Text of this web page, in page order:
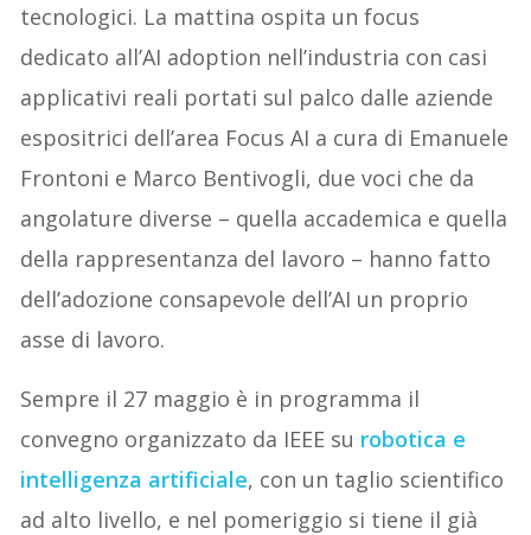
tecnologici. La mattina ospita un focus
dedicato all’AI adoption nell’industria con casi
applicativi reali portati sul palco dalle aziende
espositrici dell’area Focus AI a cura di Emanuele
Frontoni e Marco Bentivogli, due voci che da
angolature diverse – quella accademica e quella
della rappresentanza del lavoro – hanno fatto
dell’adozione consapevole dell’AI un proprio
asse di lavoro.
Sempre il 27 maggio è in programma il
convegno organizzato da IEEE su robotica e
intelligenza artificiale, con un taglio scientifico
ad alto livello, e nel pomeriggio si tiene il già